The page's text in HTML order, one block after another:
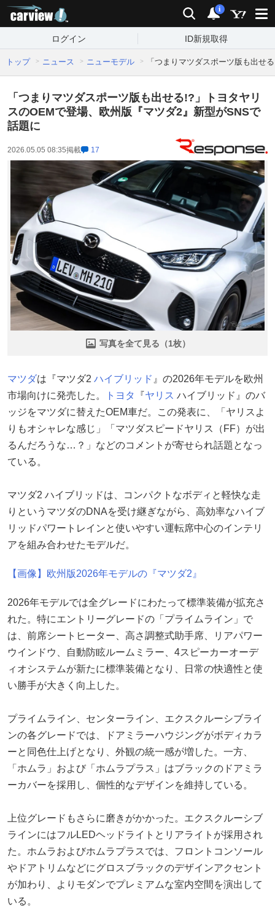
検索 通知
i
ログイン ID新規取得
トップ ニュース ニューモデル 「つまりマツダスポーツ版も出せ
「つまりマツダスポーツ版も出せる!?」トヨタヤリ
スのOEMで登場、欧州版『マツダ2』新型がSNSで
話題に
2026.05.05 08:35掲載 17
写真を全て見る（1枚）
マツダは『マツダ2 ハイブリッド 』の2026年モデルを欧州
市場向けに発売した。
トヨタ 『ヤリス ハイブリッド』のバ
ッジをマツダに替えたOEM車だ。この発表に、「ヤリスよ
りもオシャレな感じ」「マツダスピードヤリス（FF）が出
るんだろうな…？」などのコメントが寄せられ話題となっ
ている。
マツダ2 ハイブリッドは、コンパクトなボディと軽快な走
りというマツダのDNAを受け継ぎながら、高効率なハイブ
リッドパワートレインと使いやすい運転席中心のインテリ
アを組み合わせたモデルだ。
【画像】欧州版2026年モデルの『マツダ2』
2026年モデルでは全グレードにわたって標準装備が拡充さ
れた。特にエントリーグレードの「プライムライン」で
は、前席シートヒーター、高さ調整式助手席、リアパワー
ウインドウ、自動防眩ルームミラー、4スピーカーオーデ
ィオシステムが新たに標準装備となり、日常の快適性と使
い勝手が大きく向上した。
プライムライン、センターライン、エクスクルーシブライ
ンの各グレードでは、ドアミラーハウジングがボディカラ
ーと同色仕上げとなり、外観の統一感が増した。一方、
「ホムラ」および「ホムラプラス」はブラックのドアミラ
ーカバーを採用し、個性的なデザインを維持している。
上位グレードもさらに磨きがかかった。エクスクルーシブ
ラインにはフルLEDヘッドライトとリアライトが採用され
た。ホムラおよびホムラプラスでは、フロントコンソール
やドアトリムなどにグロスブラックのデザインアクセント
が加わり、よりモダンでプレミアムな室内空間を演出して
いる。